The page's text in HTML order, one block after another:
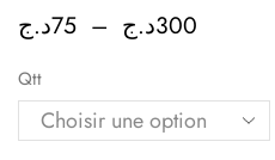
75د.ج – 300د.ج
Qtt